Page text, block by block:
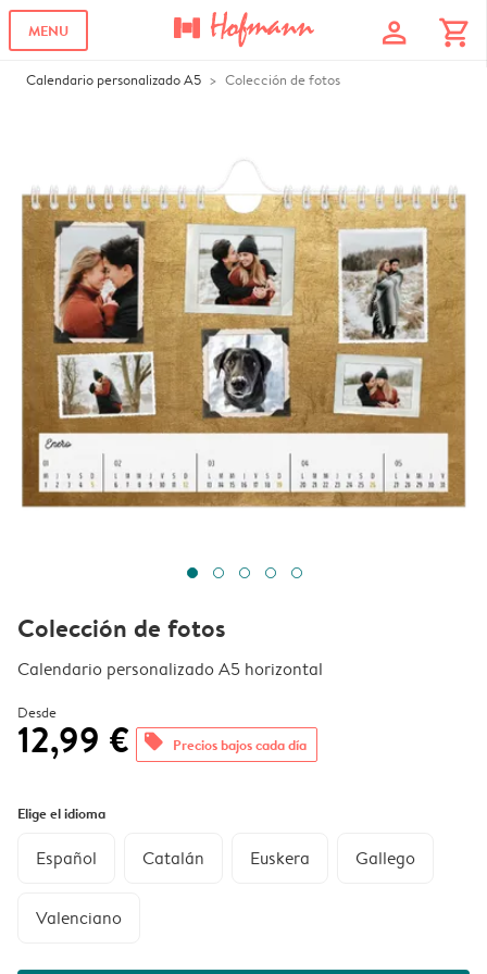
MENU profile shopping_cart
Calendario personalizado A5 Colección de fotos
Colección de fotos
Calendario personalizado A5 horizontal
Desde
12,99 € offers Precios bajos cada día
Elige el idioma
Español Catalán Euskera Gallego
Valenciano